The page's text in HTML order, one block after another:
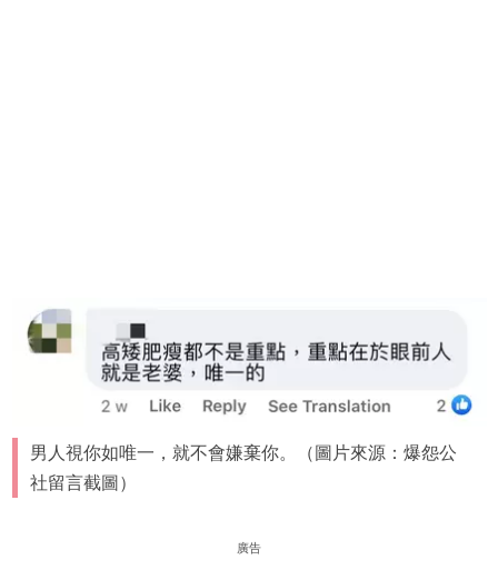
男人視你如唯一，就不會嫌棄你。（圖片來源：爆怨公
社留言截圖）
廣告